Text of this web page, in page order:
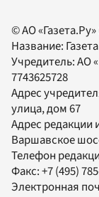
© АО
Название:
Учредитель:АО
7743625728
Адрес
улица, дом 67
Адрес редакции
Варшавское
Телефон
Факс:+7 (495)
Электронная